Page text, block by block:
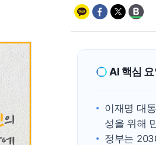
AI 핵심
이재명 대
성을 위해
정부는